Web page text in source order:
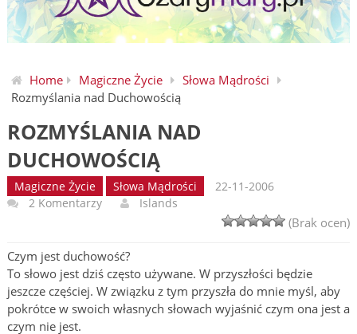
Home Magiczne Życie
Słowa Mądrości
Rozmyślania nad Duchowością
ROZMYŚLANIA NAD
DUCHOWOŚCIĄ
Magiczne Życie Słowa Mądrości
22-11-2006
2 Komentarzy
Islands
(Brak ocen)
Czym jest duchowość?
To słowo jest dziś często używane. W przyszłości będzie
jeszcze częściej. W związku z tym przyszła do mnie myśl, aby
pokrótce w swoich własnych słowach wyjaśnić czym ona jest a
czym nie jest.